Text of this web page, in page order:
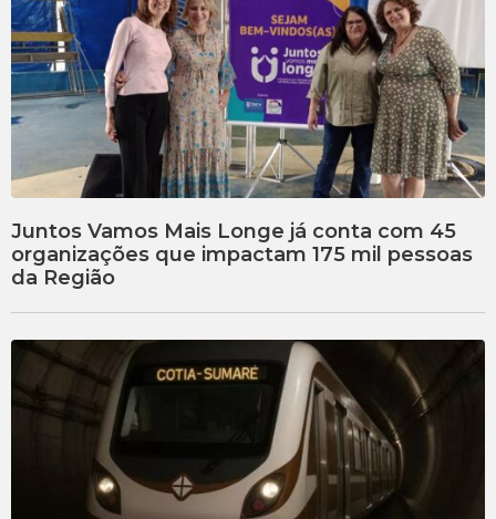
Juntos Vamos Mais Longe já conta com 45
organizações que impactam 175 mil pessoas
da Região